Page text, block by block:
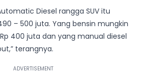
Diesel rangga SUV itu
– 500 juta. Yang bensin mungkin
400 juta dan yang manual diesel
terangnya.